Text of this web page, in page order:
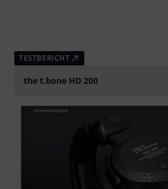
TESTBERICHT
the t.bone HD 200